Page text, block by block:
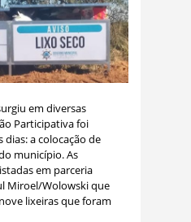
em diversas
Participativa foi
a colocação de
município. As
em parceria
Miroel/Wolowski que
lixeiras que foram